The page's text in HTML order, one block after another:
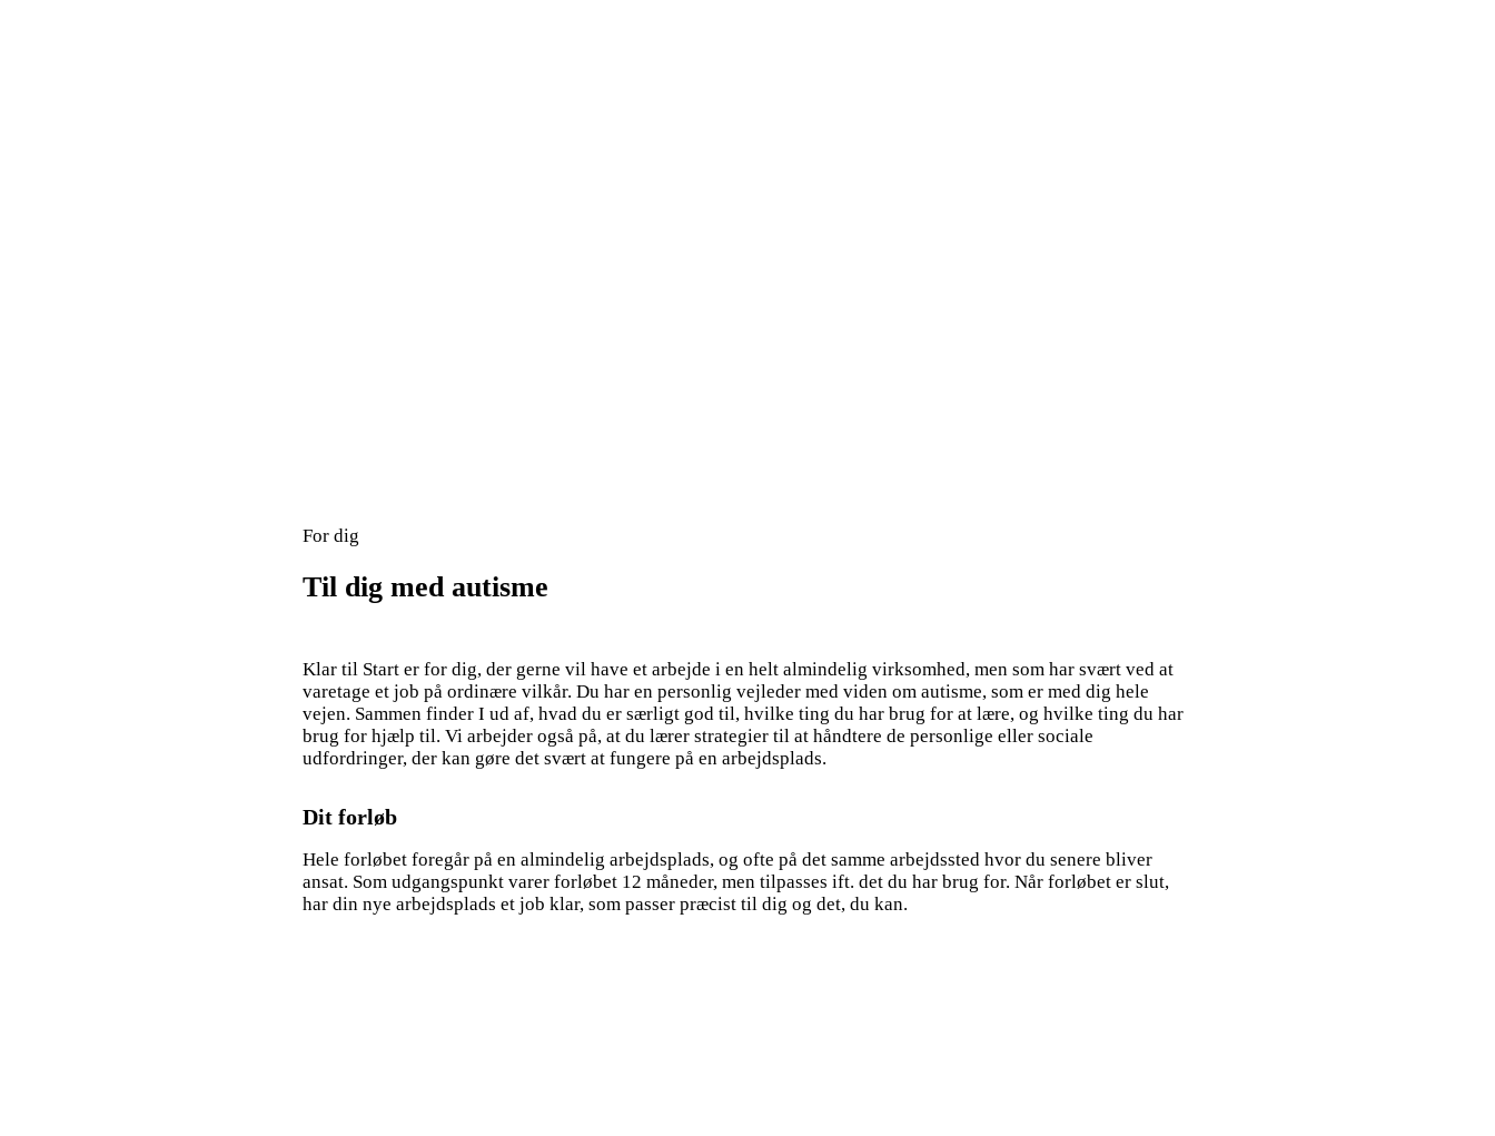
For dig
Til dig med autisme
Klar til Start er for dig, der gerne vil have et arbejde i en helt almindelig virksomhed, men som har svært ved at
varetage et job på ordinære vilkår. Du har en personlig vejleder med viden om autisme, som er med dig hele
vejen. Sammen finder I ud af, hvad du er særligt god til, hvilke ting du har brug for at lære, og hvilke ting du har
brug for hjælp til. Vi arbejder også på, at du lærer strategier til at håndtere de personlige eller sociale
udfordringer, der kan gøre det svært at fungere på en arbejdsplads.
Dit forløb
Hele forløbet foregår på en almindelig arbejdsplads, og ofte på det samme arbejdssted hvor du senere bliver
ansat. Som udgangspunkt varer forløbet 12 måneder, men tilpasses ift. det du har brug for. Når forløbet er slut,
har din nye arbejdsplads et job klar, som passer præcist til dig og det, du kan.